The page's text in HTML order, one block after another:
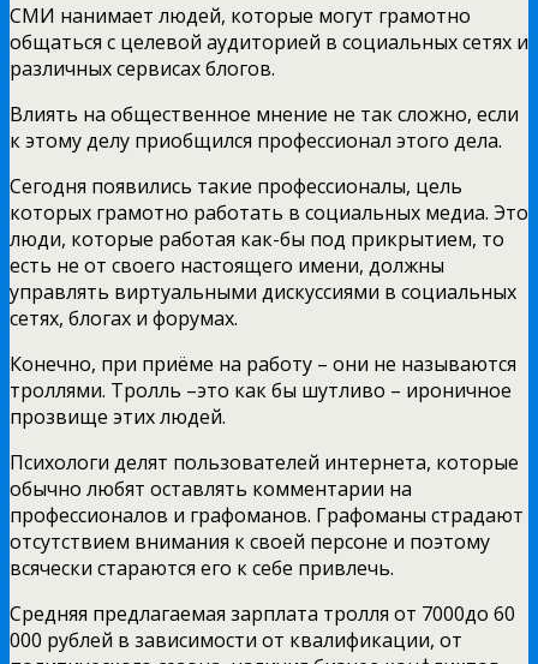
СМИ нанимает людей, которые могут грамотно
общаться с целевой аудиторией в социальных сетях и
различных сервисах блогов.
Влиять на общественное мнение не так сложно, если
к этому делу приобщился профессионал этого дела.
Сегодня появились такие профессионалы, цель
которых грамотно работать в социальных медиа. Это
люди, которые работая как-бы под прикрытием, то
есть не от своего настоящего имени, должны
управлять виртуальными дискуссиями в социальных
сетях, блогах и форумах.
Конечно, при приёме на работу – они не называются
троллями. Тролль –это как бы шутливо – ироничное
прозвище этих людей.
Психологи делят пользователей интернета, которые
обычно любят оставлять комментарии на
профессионалов и графоманов. Графоманы страдают
отсутствием внимания к своей персоне и поэтому
всячески стараются его к себе привлечь.
Средняя предлагаемая зарплата тролля от 7000до 60
000 рублей в зависимости от квалификации, от